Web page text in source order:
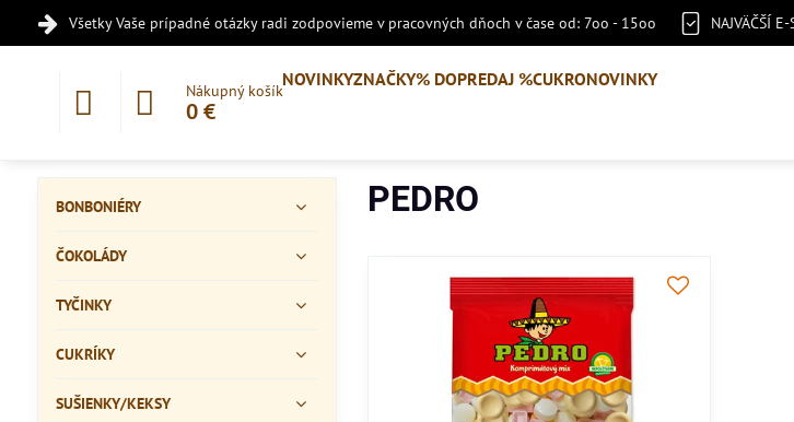
Všetky Vaše prípadné otázky radi zodpovieme v pracovných dňoch v čase od: 7oo - 15oo NAJVÄČŠÍ
Nákupný košík
0 €
NOVINKYZNAČKY% DOPREDAJ %CUKRONOVINKY
PEDRO
BONBONIÉRY
ČOKOLÁDY
TYČINKY
CUKRÍKY
SUŠIENKY/KEKSY